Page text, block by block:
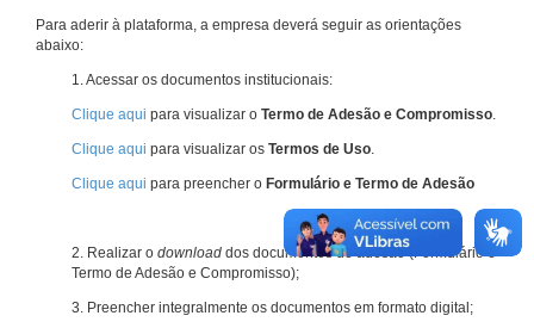
Para aderir à plataforma, a empresa deverá seguir as orientações
abaixo:
1. Acessar os documentos institucionais:
Clique aqui para visualizar o Termo de Adesão e Compromisso.
Clique aqui para visualizar os Termos de Uso.
Clique aqui para preencher o Formulário e Termo de Adesão
2. Realizar o download dos documentos de adesão (Formulário e
Termo de Adesão e Compromisso);
3. Preencher integralmente os documentos em formato digital;